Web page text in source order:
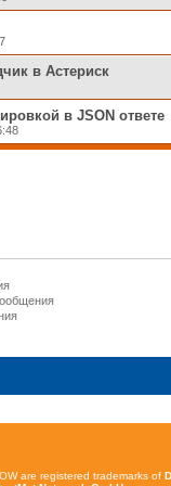
в Астериск
в JSON ответе
are registered trademarks of